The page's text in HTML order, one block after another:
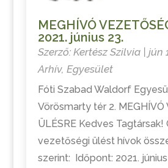
MEGHÍVÓ
2021. június 23.
Szerző: Kertész Szilvia| jún
Arhív, Egyesület
Fóti Szabad Waldorf
Vörösmarty tér 2. MEGHÍVÓ
ÜLÉSRE Kedves Tagtársak!
vezetőségi ülést hívok
szerint: Időpont: 2021.